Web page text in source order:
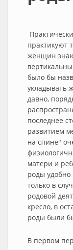
практикуют
женщин
было бы
укладывать
давно,
последнее
развитием
на спине"
матери и
роды удобно
только в
родовой
кресло, в
роды были
В первом